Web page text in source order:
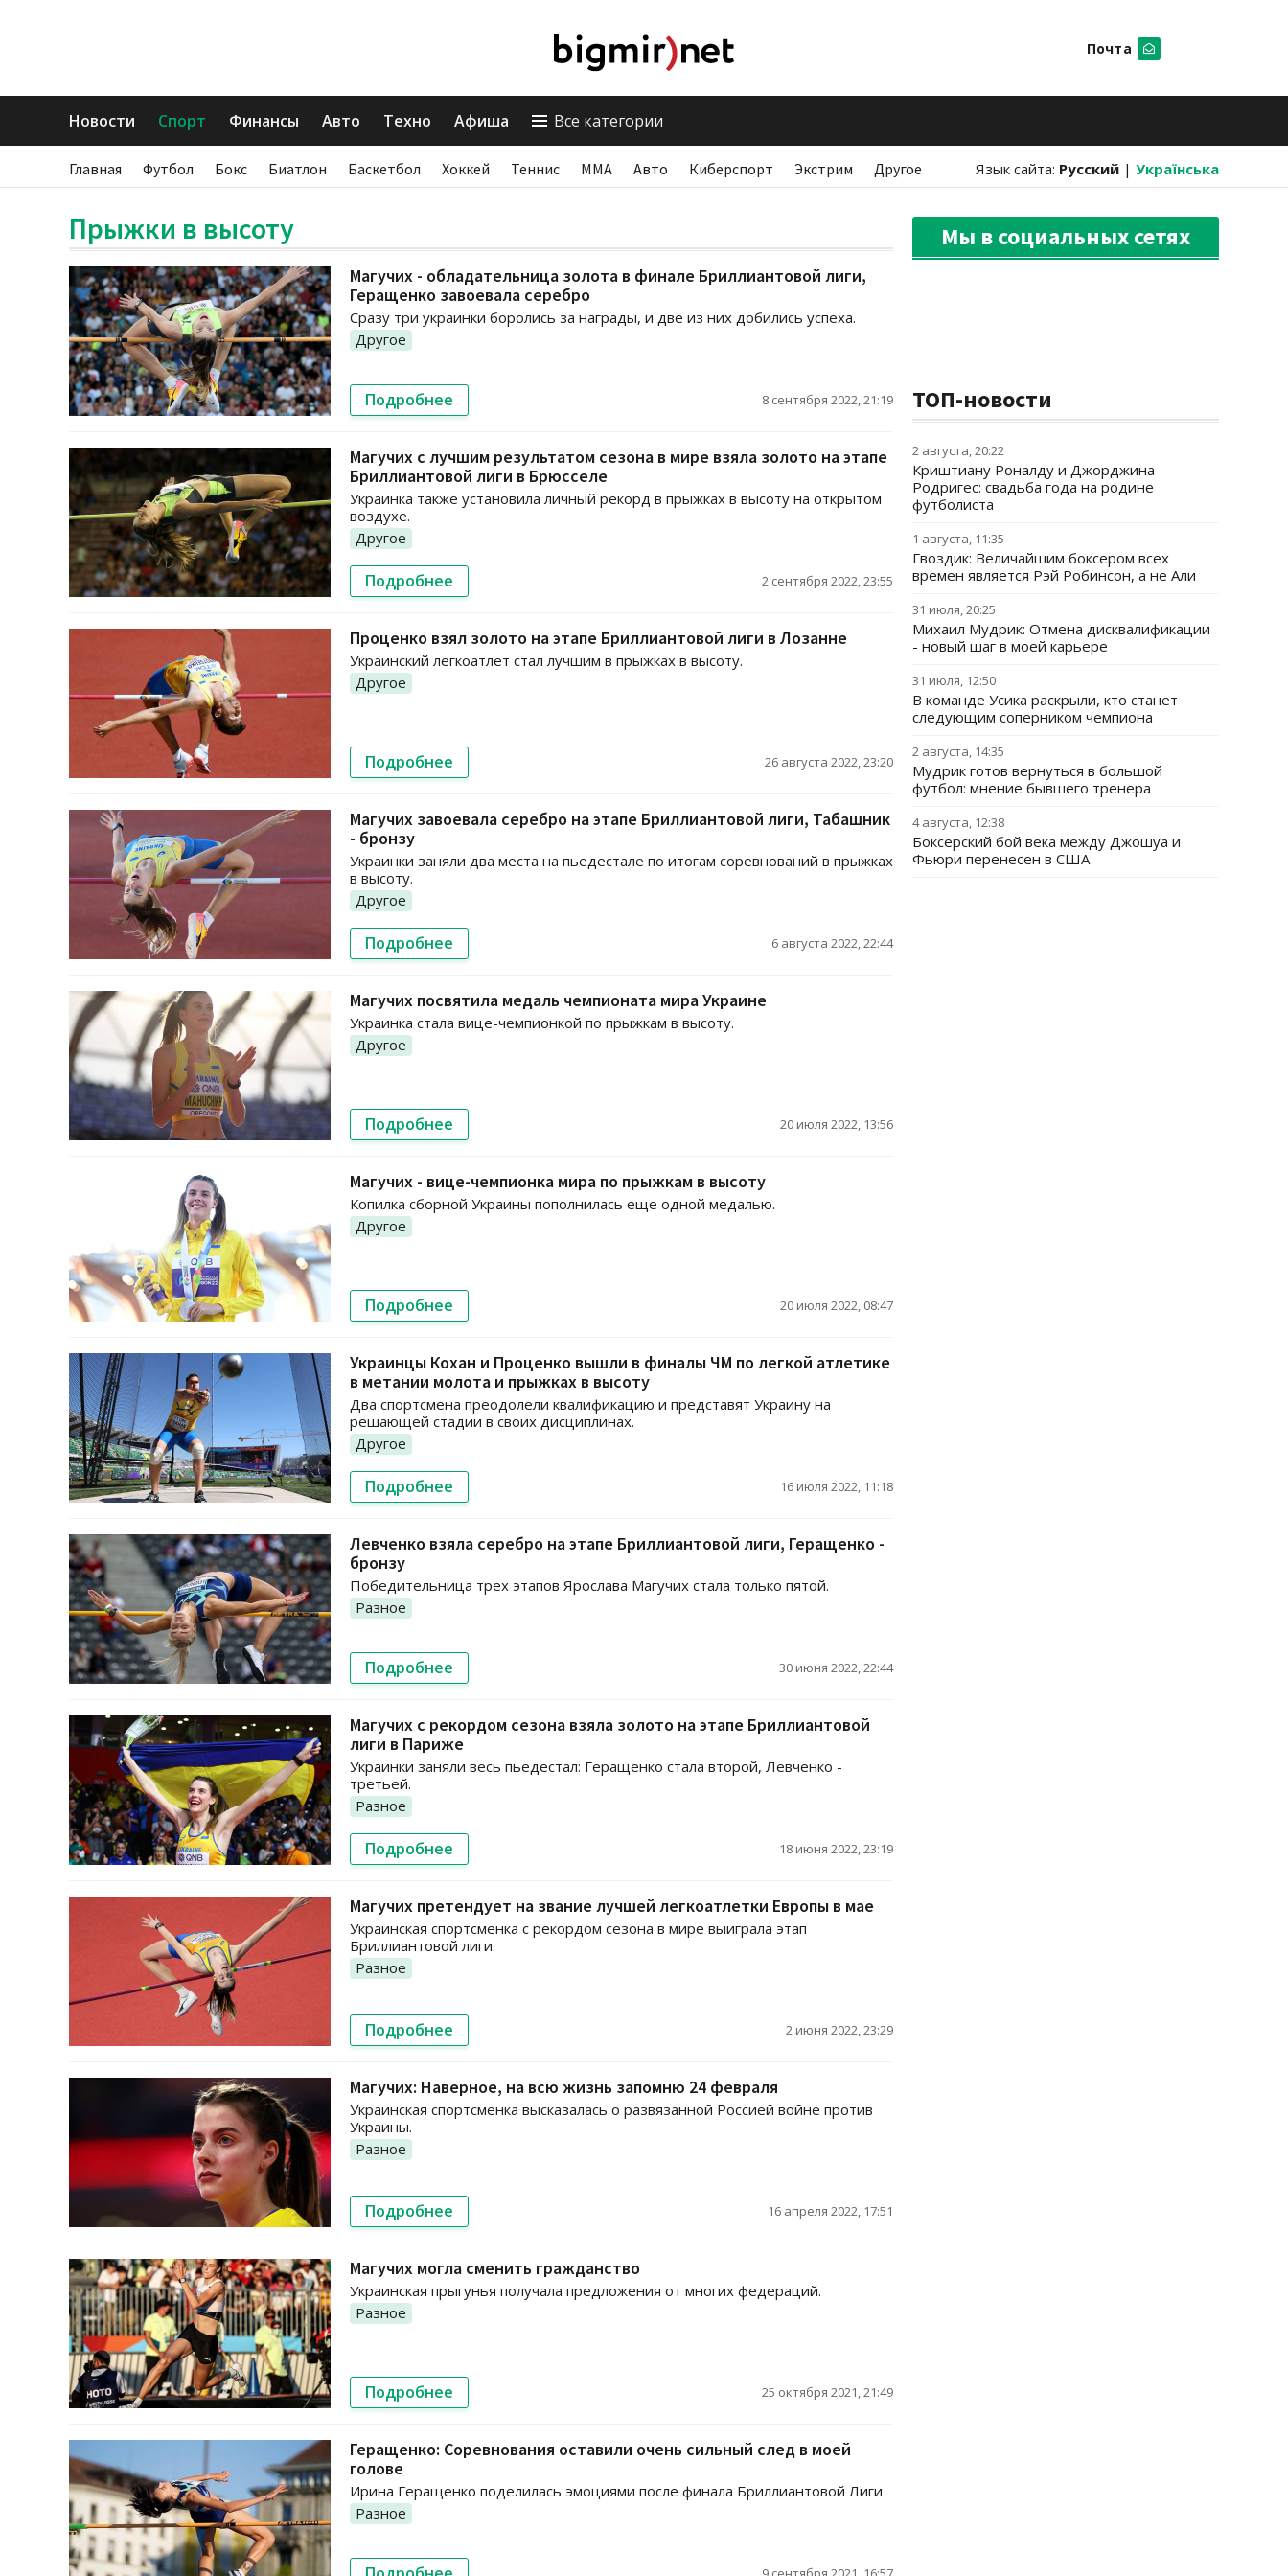
Почта
Новости Спорт Финансы Авто Техно Афиша Все категории
Главная Футбол Бокс Биатлон Баскетбол Хоккей Теннис ММА Авто Киберспорт Экстрим Другое Язык сайта: Русский | Українська
Прыжки в высоту
Магучих - обладательница золота в финале Бриллиантовой лиги,
Геращенко завоевала серебро
Сразу три украинки боролись за награды, и две из них добились успеха.
Другое
Подробнее 8 сентября 2022, 21:19
Магучих с лучшим результатом сезона в мире взяла золото на этапе
Бриллиантовой лиги в Брюсселе
Украинка также установила личный рекорд в прыжках в высоту на открытом
воздухе.
Другое
Подробнее 2 сентября 2022, 23:55
Проценко взял золото на этапе Бриллиантовой лиги в Лозанне
Украинский легкоатлет стал лучшим в прыжках в высоту.
Другое
Подробнее 26 августа 2022, 23:20
Магучих завоевала серебро на этапе Бриллиантовой лиги, Табашник
- бронзу
Украинки заняли два места на пьедестале по итогам соревнований в прыжках
в высоту.
Другое
Подробнее 6 августа 2022, 22:44
Магучих посвятила медаль чемпионата мира Украине
Украинка стала вице-чемпионкой по прыжкам в высоту.
Другое
Подробнее 20 июля 2022, 13:56
Магучих - вице-чемпионка мира по прыжкам в высоту
Копилка сборной Украины пополнилась еще одной медалью.
Другое
Подробнее 20 июля 2022, 08:47
Украинцы Кохан и Проценко вышли в финалы ЧМ по легкой атлетике
в метании молота и прыжках в высоту
Два спортсмена преодолели квалификацию и представят Украину на
решающей стадии в своих дисциплинах.
Другое
Подробнее 16 июля 2022, 11:18
Левченко взяла серебро на этапе Бриллиантовой лиги, Геращенко -
бронзу
Победительница трех этапов Ярослава Магучих стала только пятой.
Разное
Подробнее 30 июня 2022, 22:44
Магучих с рекордом сезона взяла золото на этапе Бриллиантовой
лиги в Париже
Украинки заняли весь пьедестал: Геращенко стала второй, Левченко -
третьей.
Разное
Подробнее 18 июня 2022, 23:19
Магучих претендует на звание лучшей легкоатлетки Европы в мае
Украинская спортсменка с рекордом сезона в мире выиграла этап
Бриллиантовой лиги.
Разное
Подробнее 2 июня 2022, 23:29
Магучих: Наверное, на всю жизнь запомню 24 февраля
Украинская спортсменка высказалась о развязанной Россией войне против
Украины.
Разное
Подробнее 16 апреля 2022, 17:51
Магучих могла сменить гражданство
Украинская прыгунья получала предложения от многих федераций.
Разное
Подробнее 25 октября 2021, 21:49
Геращенко: Соревнования оставили очень сильный след в моей
голове
Ирина Геращенко поделилась эмоциями после финала Бриллиантовой Лиги
Разное
Мы в социальных сетях
ТОП-новости
2 августа, 20:22
Криштиану Роналду и Джорджина
Родригес: свадьба года на родине
футболиста
1 августа, 11:35
Гвоздик: Величайшим боксером всех
времен является Рэй Робинсон, а не Али
31 июля, 20:25
Михаил Мудрик: Отмена дисквалификации
- новый шаг в моей карьере
31 июля, 12:50
В команде Усика раскрыли, кто станет
следующим соперником чемпиона
2 августа, 14:35
Мудрик готов вернуться в большой
футбол: мнение бывшего тренера
4 августа, 12:38
Боксерский бой века между Джошуа и
Фьюри перенесен в США